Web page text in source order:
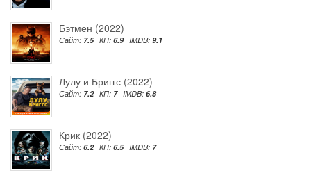
Бэтмен (2022)
Сайт: 7.5 КП: 6.9 IMDB: 9.1
Лулу и Бриггс (2022)
Сайт: 7.2 КП: 7 IMDB: 6.8
Крик (2022)
Сайт: 6.2 КП: 6.5 IMDB: 7